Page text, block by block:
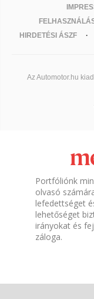
HIRDETÉSI ÁSZF
Az Automotor.hu
Portfóliónk
olvasó
lefedettséget
lehetőséget
irányokat és
záloga.